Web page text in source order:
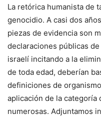
La retórica humanista de
genocidio. A casi dos
piezas de evidencia son
declaraciones públicas
israelí incitando a la
de toda edad, deberían
definiciones de
aplicación de la categoría
numerosas. Adjuntamos